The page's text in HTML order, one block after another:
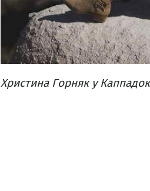
Христина Горняк у